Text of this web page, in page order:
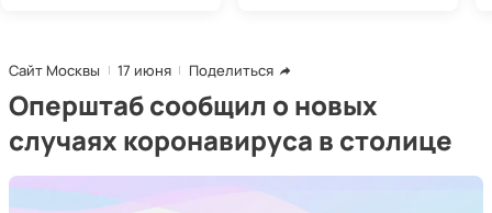
Сайт Москвы 17 июня Поделиться
Оперштаб сообщил о новых
случаях коронавируса в столице